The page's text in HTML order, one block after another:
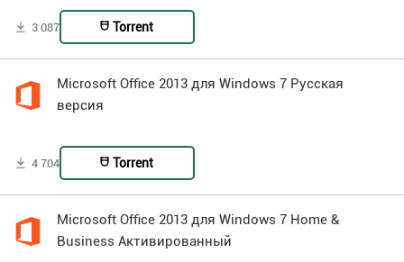
3 087 Torrent
Microsoft Office 2013 для Windows 7 Русская
версия
4 704 Torrent
Microsoft Office 2013 для Windows 7 Home &
Business Активированный